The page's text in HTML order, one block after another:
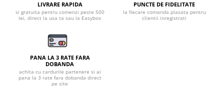
Pantaloni de lucru
Sorturi impermeabile
Pantaloni de lucru in talie
Pentru sudura
Jachete pentru sudura
Pantaloni de protectie
LIVRARE RAPIDA
si gratuita pentru comenzi peste 500
lei, direct la usa ta sau la Easybox
PUNCTE DE FIDELITATE
la fiecare comanda plasata pentru
clientii inregistrati
PANA LA 3 RATE FARA
DOBANDA
achita cu cardurile partenere si ai
pana la 3 rate fara dobanda direct
pe site